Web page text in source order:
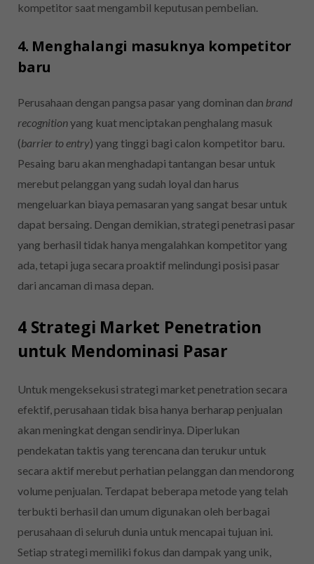
kompetitor saat mengambil keputusan pembelian.
4. Menghalangi masuknya kompetitor
baru
Perusahaan dengan pangsa pasar yang dominan dan brand
recognitionyang kuat menciptakan penghalang masuk
(barrier to entry) yang tinggi bagi calon kompetitor baru.
Pesaing baru akan menghadapi tantangan besar untuk
merebut pelanggan yang sudah loyal dan harus
mengeluarkan biaya pemasaran yang sangat besar untuk
dapat bersaing. Dengan demikian, strategi penetrasi pasar
yang berhasil tidak hanya mengalahkan kompetitor yang
ada, tetapi juga secara proaktif melindungi posisi pasar
dari ancaman di masa depan.
4 Strategi Market Penetration
untuk Mendominasi Pasar
Untuk mengeksekusi strategi market penetration secara
efektif, perusahaan tidak bisa hanya berharap penjualan
akan meningkat dengan sendirinya. Diperlukan
pendekatan taktis yang terencana dan terukur untuk
secara aktif merebut perhatian pelanggan dan mendorong
volume penjualan. Terdapat beberapa metode yang telah
terbukti berhasil dan umum digunakan oleh berbagai
perusahaan di seluruh dunia untuk mencapai tujuan ini.
Setiap strategi memiliki fokus dan dampak yang unik,